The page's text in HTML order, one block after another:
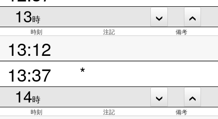
13時
時刻 注記 備考
13:12
13:37
*
14時
時刻 注記 備考